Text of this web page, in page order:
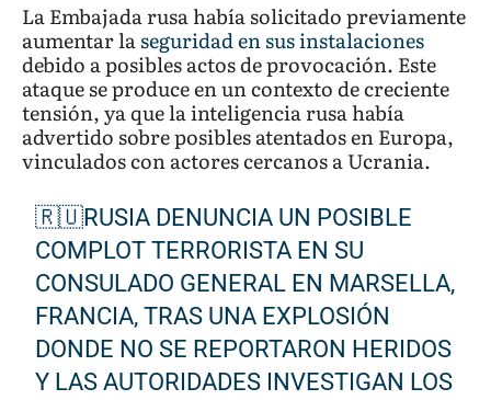
La Embajada rusa había solicitado previamente
aumentar laseguridad en sus instalaciones
debido a posibles actos de provocación. Este
ataque se produce en un contexto de creciente
tensión, ya que la inteligencia rusa había
advertido sobre posibles atentados en Europa,
vinculados con actores cercanos a Ucrania.
🇷🇺RUSIA DENUNCIA UN POSIBLE
COMPLOT TERRORISTA EN SU
CONSULADO GENERAL EN MARSELLA,
FRANCIA, TRAS UNA EXPLOSIÓN
DONDE NO SE REPORTARON HERIDOS
Y LAS AUTORIDADES INVESTIGAN LOS